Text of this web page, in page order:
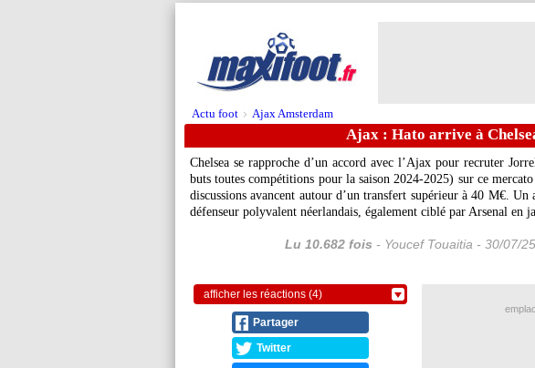
Actu foot > Ajax Amsterdam
Ajax : Hato arrive à
Chelsea se rapproche d’un accord avec l’Ajax pour recruter
buts toutes compétitions pour la saison 2024-2025) sur ce
discussions avancent autour d’un transfert supérieur à 40 M€. Un
défenseur polyvalent néerlandais, également ciblé par Arsenal en
Lu 10.682 fois - Youcef Touaitia - 30/07/
afficher les réactions (4)
Partager
Twitter